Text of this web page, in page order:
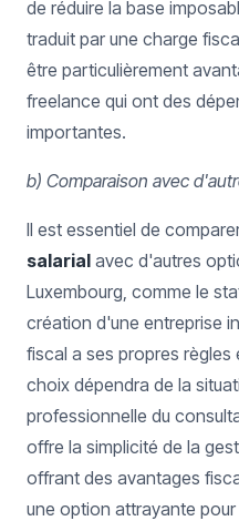
de réduire la base
traduit par une charge
être particulièrement
freelance qui ont des
importantes.
b) Comparaison avec
Il est essentiel de
salarial avec d'autres
Luxembourg, comme le
création d'une entreprise
fiscal a ses propres
choix dépendra de la
professionnelle du
offre la simplicité de la
offrant des avantages
une option attrayante